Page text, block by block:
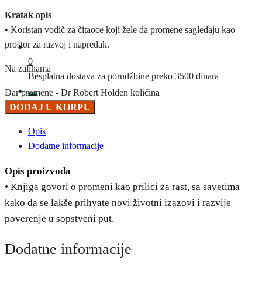
0
Besplatna dostava za porudžbine preko 3500 dinara
Kratak opis
• Koristan vodič za čitaoce koji žele da promene sagledaju kao
prostor za razvoj i napredak.
Na zalihama
Dar promene - Dr Robert Holden količina
DODAJ U KORPU
Opis
Dodatne informacije
Opis proizvoda
• Knjiga govori o promeni kao prilici za rast, sa savetima
kako da se lakše prihvate novi životni izazovi i razvije
poverenje u sopstveni put.
Dodatne informacije